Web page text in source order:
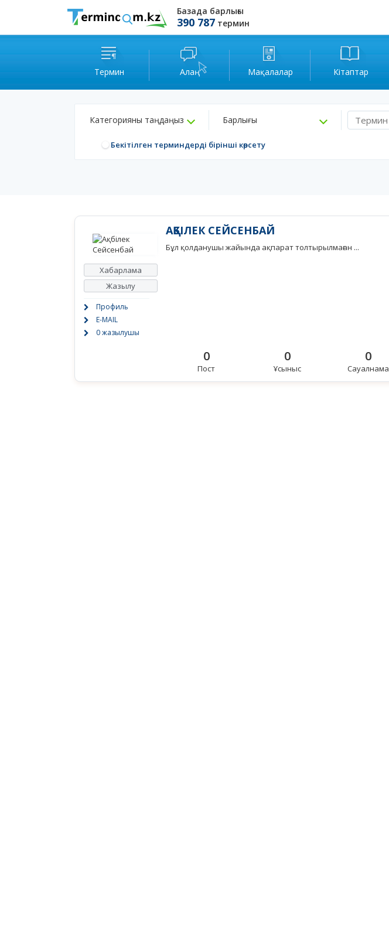
Базада барлығы
390 787 термин
Термин Алаң Мақалалар Кітаптар
Категорияны таңдаңыз Барлығы
Бекітілген терминдерді бірінші көрсету
Хабарлама
Жазылу
Профиль
E-MAIL
0 жазылушы
АҚБІЛЕК СЕЙСЕНБАЙ
Бұл қолданушы жайында ақпарат толтырылмаған ...
0
Пост
0
Ұсыныс
0
Сауалнама